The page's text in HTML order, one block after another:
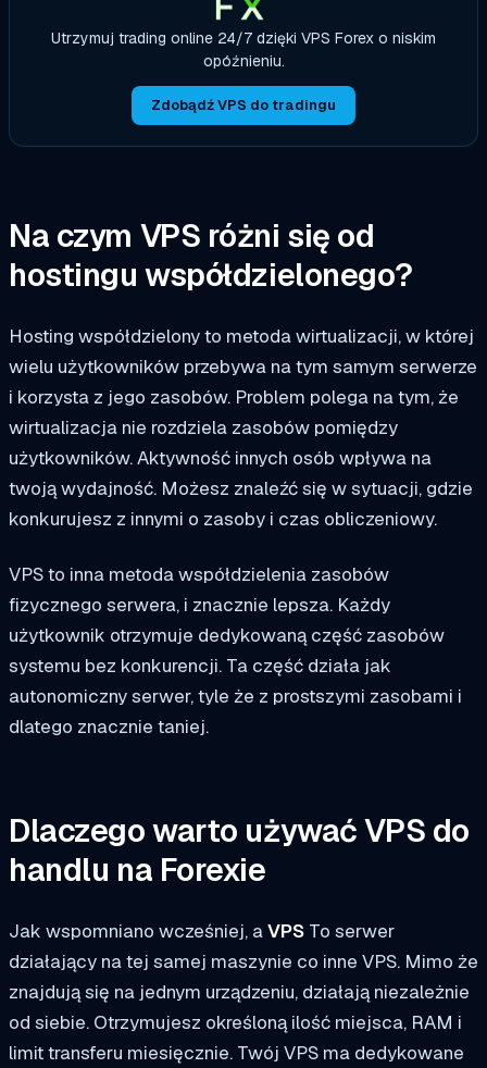
Utrzymuj trading online 24/7 dzięki VPS Forex o niskim
opóźnieniu.
Zdobądź VPS do tradingu
Na czym VPS różni się od
hostingu współdzielonego?
Hosting współdzielony to metoda wirtualizacji, w której
wielu użytkowników przebywa na tym samym serwerze
i korzysta z jego zasobów. Problem polega na tym, że
wirtualizacja nie rozdziela zasobów pomiędzy
użytkowników. Aktywność innych osób wpływa na
twoją wydajność. Możesz znaleźć się w sytuacji, gdzie
konkurujesz z innymi o zasoby i czas obliczeniowy.
VPS to inna metoda współdzielenia zasobów
fizycznego serwera, i znacznie lepsza. Każdy
użytkownik otrzymuje dedykowaną część zasobów
systemu bez konkurencji. Ta część działa jak
autonomiczny serwer, tyle że z prostszymi zasobami i
dlatego znacznie taniej.
Dlaczego warto używać VPS do
handlu na Forexie
Jak wspomniano wcześniej, aVPS To serwer
działający na tej samej maszynie co inne VPS. Mimo że
znajdują się na jednym urządzeniu, działają niezależnie
od siebie. Otrzymujesz określoną ilość miejsca, RAM i
limit transferu miesięcznie. Twój VPS ma dedykowane